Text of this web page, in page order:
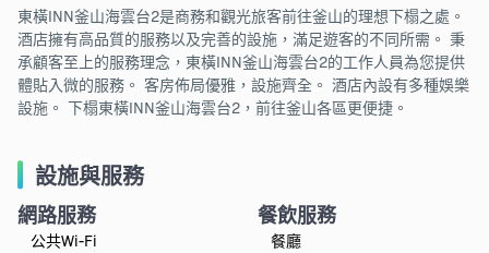
東橫INN釜山海雲台2是商務和觀光旅客前往釜山的理想下榻之處。
酒店擁有高品質的服務以及完善的設施，滿足遊客的不同所需。 秉
承顧客至上的服務理念，東橫INN釜山海雲台2的工作人員為您提供
體貼入微的服務。 客房佈局優雅，設施齊全。 酒店內設有多種娛樂
設施。 下榻東橫INN釜山海雲台2，前往釜山各區更便捷。
設施與服務
網路服務
公共Wi-Fi
餐飲服務
餐廳